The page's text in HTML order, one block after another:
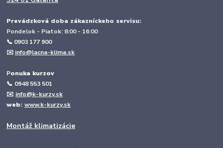
Prevádzková doba zákazníckeho servisu:
Pondelok - Piatok: 8:00 - 16:00
📞 0903 177 900
✉️ info@lacna-klima.sk
Ponuka kurzov
📞 0948 553 501
✉️ info@k-kurzy.sk
web:www.k-kurzy.sk
Montáž klimatizácie